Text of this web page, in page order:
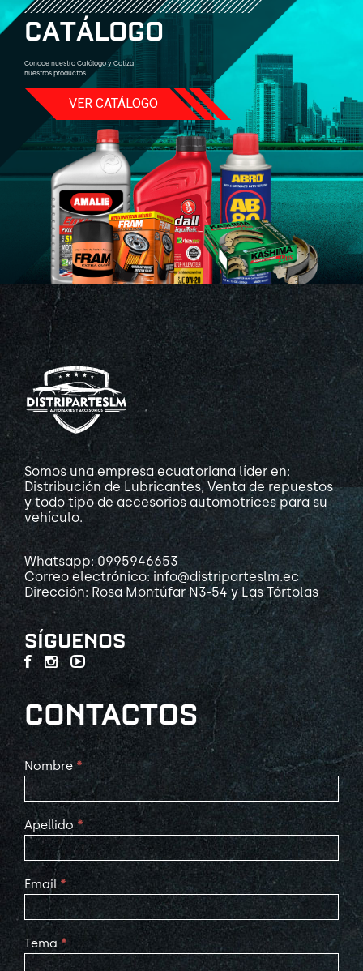
CATÁLOGO
Conoce nuestro Catálogo y Cotiza
nuestros productos.
VER CATÁLOGO
Somos una empresa ecuatoriana líder en:
Distribución de Lubricantes, Venta de repuestos
y todo tipo de accesorios automotrices para su
vehículo.
Whatsapp: 0995946653
Correo electrónico: info@distriparteslm.ec
Dirección: Rosa Montúfar N3-54 y Las Tórtolas
SÍGUENOS
CONTACTOS
Contact
Us
Nombre *
Apellido *
Email *
Tema *